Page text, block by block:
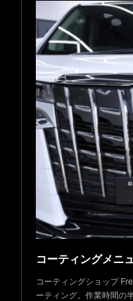
コーティングメニ
コーティングショップ
ーティング。作業時間の